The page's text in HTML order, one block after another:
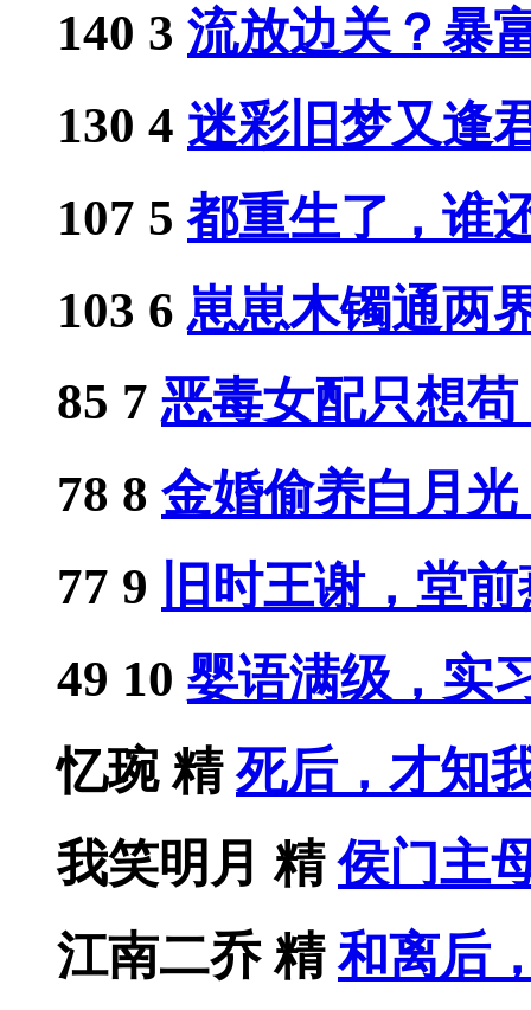
140 3 流放边关？暴
130 4 迷彩旧梦又逢
107 5 都重生了，谁
103 6 崽崽木镯通两
85 7 恶毒女配只想苟
78 8 金婚偷养白月光
77 9
旧时王谢，堂
49 10 婴语满级，实
忆琬精 死后，才知
我笑明月精 侯门主
江南二乔精 和离后